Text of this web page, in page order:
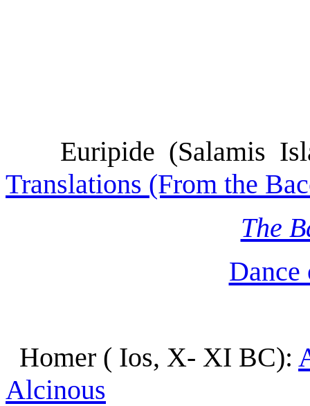
Euripide (Salamis
Translations (From the
The
Homer ( Ios, X- XI BC):
Alcinous